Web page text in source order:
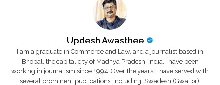
Updesh Awasthee
I am a graduate in Commerce and Law, and a journalist based in
Bhopal, the capital city of Madhya Pradesh, India. I have been
working in journalism since 1994. Over the years, I have served with
several prominent publications, including: Swadesh (Gwalior),